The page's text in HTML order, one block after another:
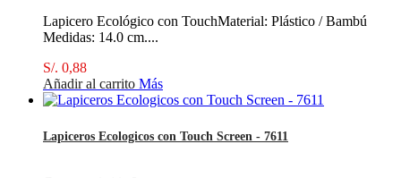
Lapicero Ecológico con TouchMaterial: Plástico / Bambú
Medidas: 14.0 cm....
S/. 0,88
Añadir al carrito Más
Lapiceros Ecologicos con Touch Screen - 7611